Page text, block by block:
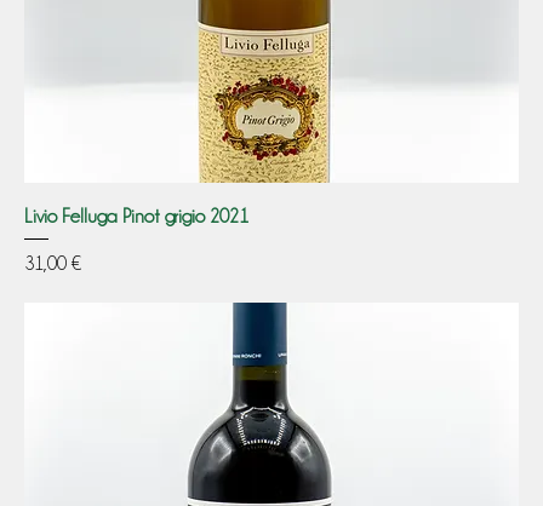
Livio Felluga Pinot grigio 2021
Prezzo
31,00 €